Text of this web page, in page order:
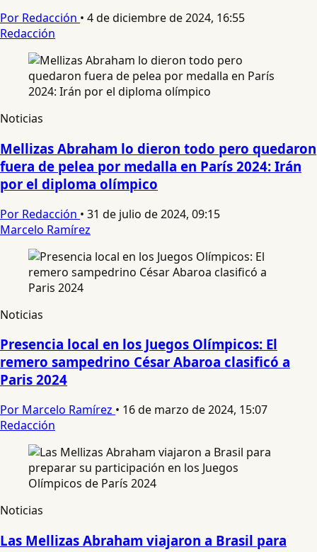
Por Redacción • 4 de diciembre de 2024, 16:55
Redacción
Noticias
Mellizas Abraham lo dieron todo pero quedaron
fuera de pelea por medalla en París 2024: Irán
por el diploma olímpico
Por Redacción • 31 de julio de 2024, 09:15
Marcelo Ramírez
Noticias
Presencia local en los Juegos Olímpicos: El
remero sampedrino César Abaroa clasificó a
Paris 2024
Por Marcelo Ramírez • 16 de marzo de 2024, 15:07
Redacción
Noticias
Las Mellizas Abraham viajaron a Brasil para